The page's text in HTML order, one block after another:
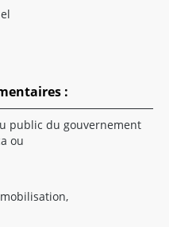
:
public du gouvernement
ou